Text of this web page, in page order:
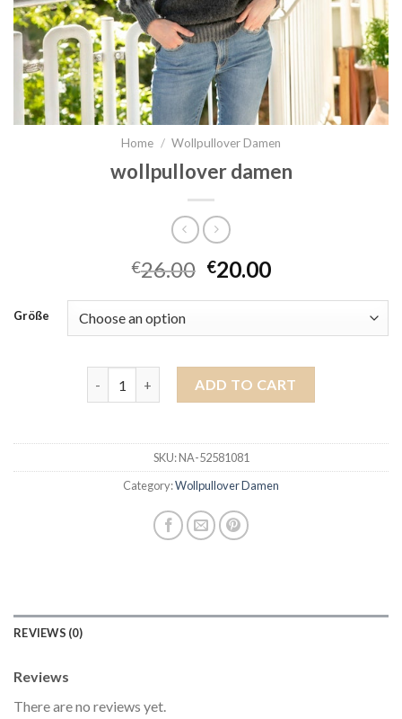
Home / Wollpullover Damen
wollpullover damen
€26.00 €20.00
Größe
ADD TO CART
SKU:NA-52581081
Category:Wollpullover Damen
REVIEWS (0)
Reviews
There are no reviews yet.